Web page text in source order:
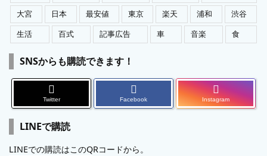
大宮
日本 最安値 東京 楽天 浦和
渋谷
生活
百式 記事広告 車 音楽 食
SNSからも購読できます！
Twitter Facebook Instagram
LINEで購読
LINEでの購読はこのQRコードから。